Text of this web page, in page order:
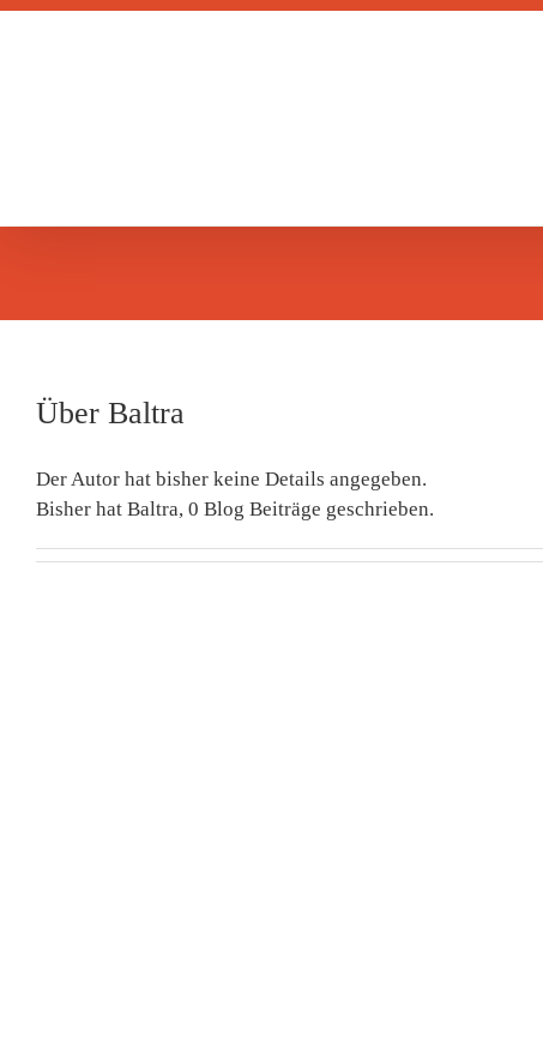
Zum
Über Baltra
Der Autor hat bisher keine Details angegeben.
Bisher hat Baltra, 0 Blog Beiträge geschrieben.